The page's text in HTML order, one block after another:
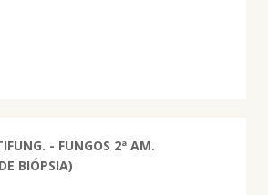
- FUNGOS 2ª AM.
BIÓPSIA)